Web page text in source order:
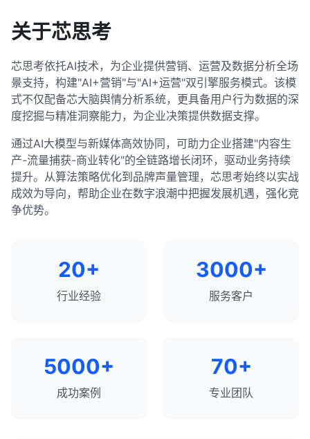
关于芯思考
芯思考依托AI技术，为企业提供营销、运营及数据分析全场
景支持，构建"AI+营销"与"AI+运营"双引擎服务模式。该模
式不仅配备芯大脑舆情分析系统，更具备用户行为数据的深
度挖掘与精准洞察能力，为企业决策提供数据支撑。
通过AI大模型与新媒体高效协同，可助力企业搭建"内容生
产-流量捕获-商业转化"的全链路增长闭环，驱动业务持续
提升。从算法策略优化到品牌声量管理，芯思考始终以实战
成效为导向，帮助企业在数字浪潮中把握发展机遇，强化竞
争优势。
20+
行业经验
3000+
服务客户
5000+
成功案例
70+
专业团队